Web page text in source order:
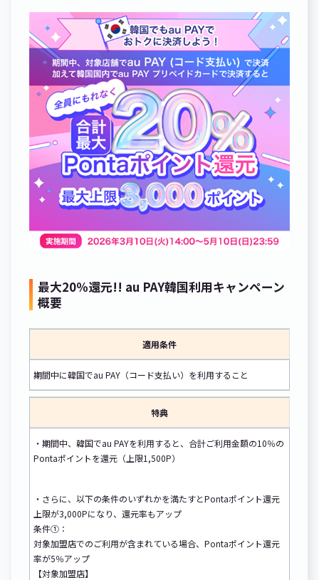
最大20％還元!! au PAY韓国利用キャンペーン
概要
適用条件
期間中に韓国でau PAY（コード支払い）を利用すること
特典
・期間中、韓国でau PAYを利用すると、合計ご利用金額の10％の
Pontaポイントを還元（上限1,500P）
・さらに、以下の条件のいずれかを満たすとPontaポイント還元
上限が3,000Pになり、還元率もアップ
条件①：
対象加盟店でのご利用が含まれている場合、Pontaポイント還元
率が5％アップ
【対象加盟店】